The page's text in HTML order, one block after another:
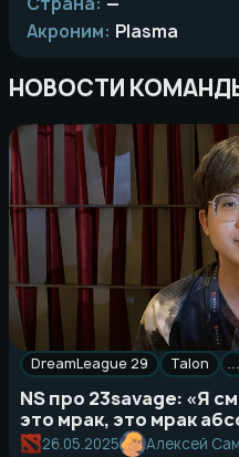
Акроним: Plasma
НОВОСТИ
DreamLeague 29 Talon …
NS про 23savage: «Я
это мрак, это мрак
26.05.2025 Алексей